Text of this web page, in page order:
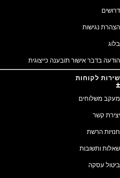
דרושים
הצהרת נגישות
בלוג
הודעה בדבר אישור תובענה כייצוגית
שירות לקוחות
מעקב משלוחים
יצירת קשר
חנויות הרשת
שאלות ותשובות
ביטול עסקה